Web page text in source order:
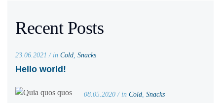
Recent Posts
23.06.2021 / in Cold, Snacks
Hello world!
08.05.2020 / in Cold, Snacks